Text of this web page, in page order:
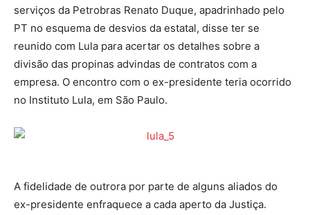
serviços da Petrobras Renato Duque, apadrinhado pelo
PT no esquema de desvios da estatal, disse ter se
reunido com Lula para acertar os detalhes sobre a
divisão das propinas advindas de contratos com a
empresa. O encontro com o ex-presidente teria ocorrido
no Instituto Lula, em São Paulo.
A fidelidade de outrora por parte de alguns aliados do
ex-presidente enfraquece a cada aperto da Justiça.